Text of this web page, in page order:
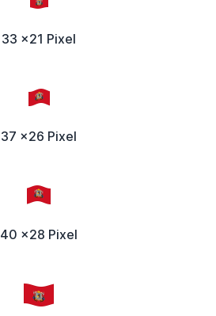
33 x21 Pixel
37 x26 Pixel
40 x28 Pixel